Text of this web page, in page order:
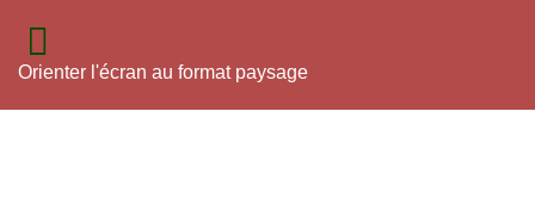
Orienter l'écran au format paysage